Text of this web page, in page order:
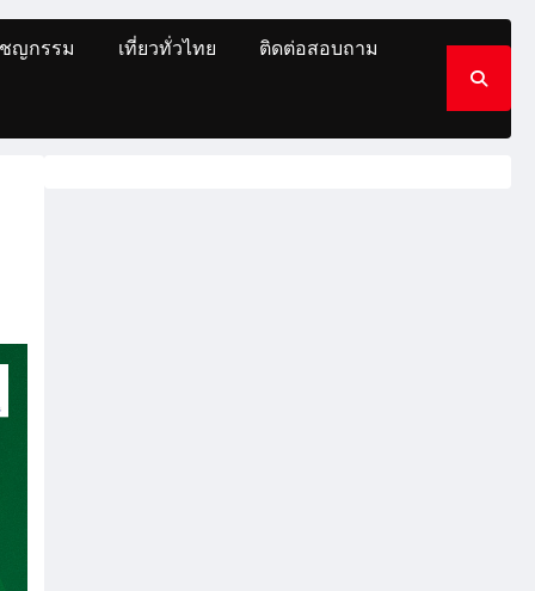
ญกรรม เที่ยวทั่วไทย ติดต่อสอบถาม